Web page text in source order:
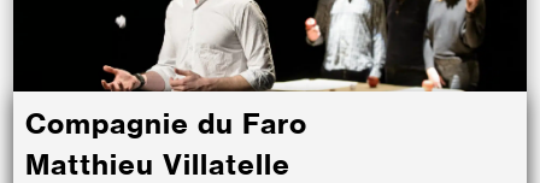
Compagnie du Faro
Matthieu Villatelle